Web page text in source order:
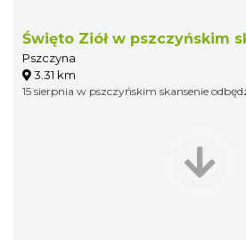
Święto Ziół w pszczyńskim
Pszczyna
3.31 km
15 sierpnia w pszczyńskim skansenie